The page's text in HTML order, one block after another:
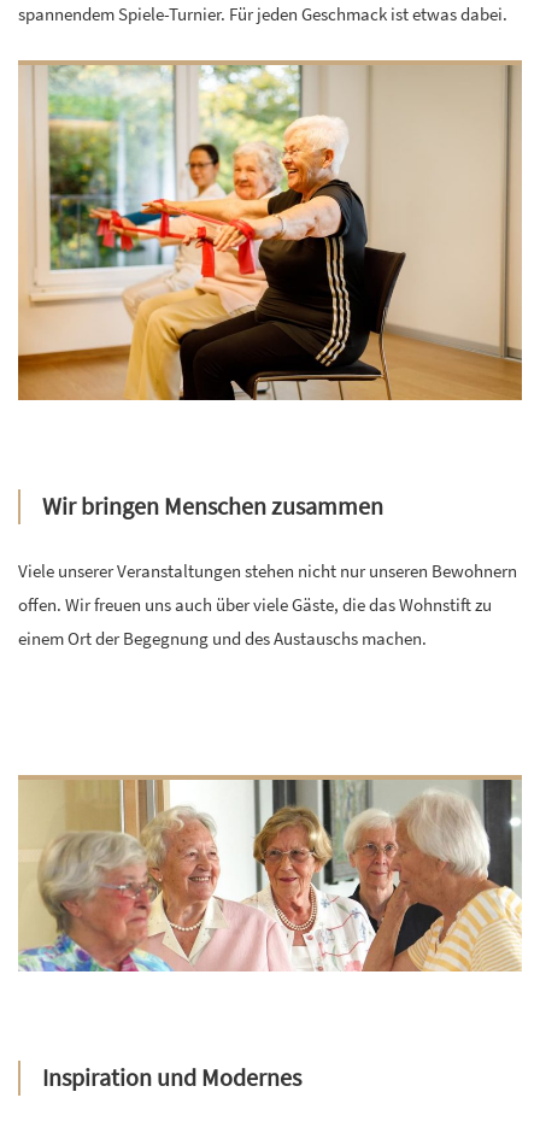
spannendem Spiele-Turnier. Für jeden Geschmack ist etwas dabei.
Wir bringen Menschen zusammen
Viele unserer Veranstaltungen stehen nicht nur unseren Bewohnern
offen. Wir freuen uns auch über viele Gäste, die das Wohnstift zu
einem Ort der Begegnung und des Austauschs machen.
Inspiration und Modernes